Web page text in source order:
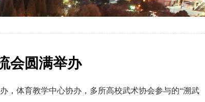
会圆满举办
，体育教学中心协办，多所高校武术协会参与的“溯武